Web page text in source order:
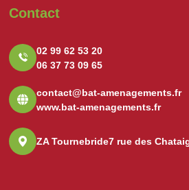
Contact
02 99 62 53 20
06 37 73 09 65
contact@bat-amenagements.fr
www.bat-amenagements.fr
ZA Tournebride7 rue des